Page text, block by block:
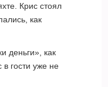
Крис стоял
как
деньги», как
в гости уже не